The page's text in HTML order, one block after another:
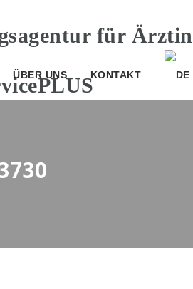
ÜBER UNS KONTAKT